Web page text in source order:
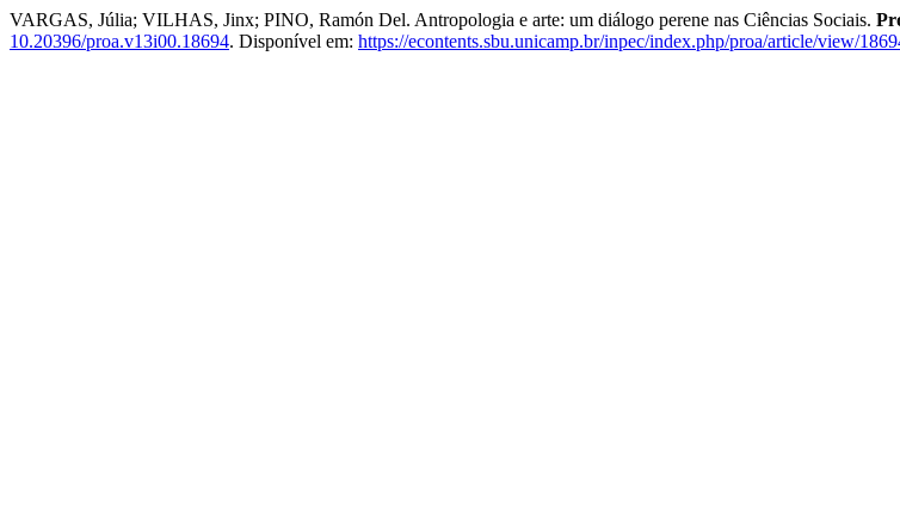
VARGAS, Júlia; VILHAS, Jinx; PINO, Ramón Del. Antropologia e arte: um diálogo perene nas Ciências Sociais.
10.20396/proa.v13i00.18694. Disponível em: https://econtents.sbu.unicamp.br/inpec/index.php/proa/article/view/